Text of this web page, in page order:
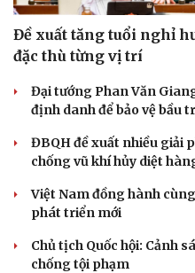
Đề xuất tăng tuổi nghỉ
đặc thù từng vị trí
Đại tướng Phan Văn
định danh để bảo vệ bầu
ĐBQH đề xuất nhiều giải
chống vũ khí hủy diệt
Việt Nam đồng hành
phát triển mới
Chủ tịch Quốc hội: Cảnh
chống tội phạm